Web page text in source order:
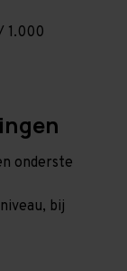
1.000
onderste
bij